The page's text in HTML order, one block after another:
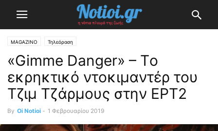
MAGAZINO Τηλεόραση
«Gimme Danger» – Tο
εκρηκτικό ντοκιμαντέρ του
Τζιμ Τζάρμους στην ΕΡΤ2
By Oi Notioi - 1 Φεβρουαρίου 2019